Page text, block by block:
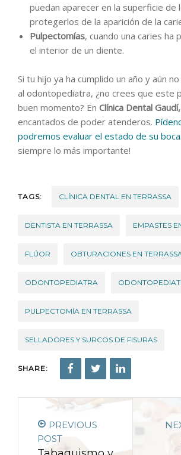
puedan aparecer en la superficie de
protegerlos de la aparición de la
Pulpectomías, cuando una caries ha
el interior de un diente.
Si tu hijo ya ha cumplido un año y aún
al odontopediatra, ¿no crees que este
buen momento? En Clínica Dental Gaudí,
encantados de poder atenderos.
podremos evaluar el estado de su boca.
siempre lo más importante!
TAGS: CLÍNICA DENTAL EN TERRASSA
DENTISTA EN TERRASSA EMPASTES
FLÚOR OBTURACIONES EN
ODONTOPEDIATRA
PULPECTOMÍA EN TERRASSA
SELLADORES Y SURCOS DE FISURAS
SHARE:
PREVIOUS
POST